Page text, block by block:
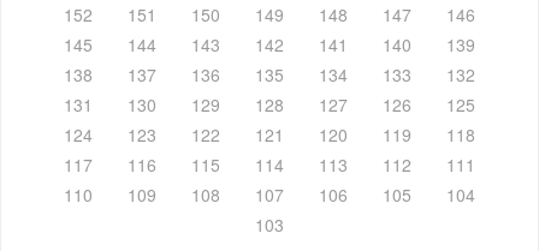
152
151 150 149 148 147
146
145
144 143 142 141 140
139
138
137 136 135 134 133
132
131
130 129 128 127 126
125
124
123 122 121 120 119
118
117
116 115 114 113 112
111
110
109 108 107 106 105
104
103